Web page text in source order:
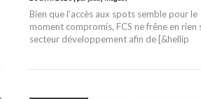
Bien que l’accès aux spots semble pour le
moment compromis, FCS ne frêne en rien
secteur développement afin de [&hellip